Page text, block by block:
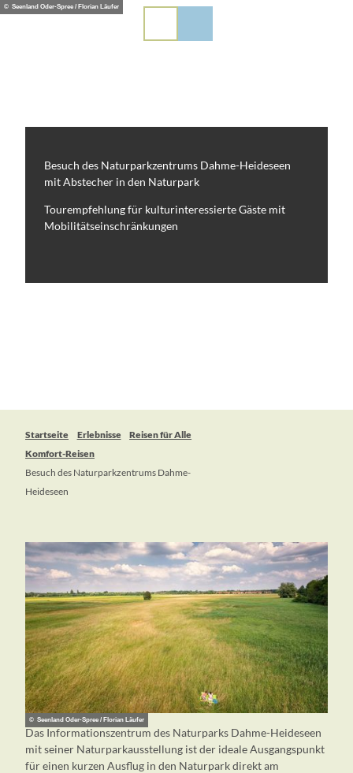
Z© Seenland Oder-Spree / Florian Läufer
Besuch des Naturparkzentrums Dahme-Heideseen
mit Abstecher in den Naturpark
Tourempfehlung für kulturinteressierte Gäste mit
Mobilitätseinschränkungen
Startseite Erlebnisse
Reisen für Alle
Komfort-Reisen
Besuch des Naturparkzentrums Dahme-
Heideseen
© Seenland Oder-Spree / Florian Läufer
Das Informationszentrum des Naturparks Dahme-Heideseen
mit seiner Naturparkausstellung ist der ideale Ausgangspunkt
für einen kurzen Ausflug in den Naturpark direkt am